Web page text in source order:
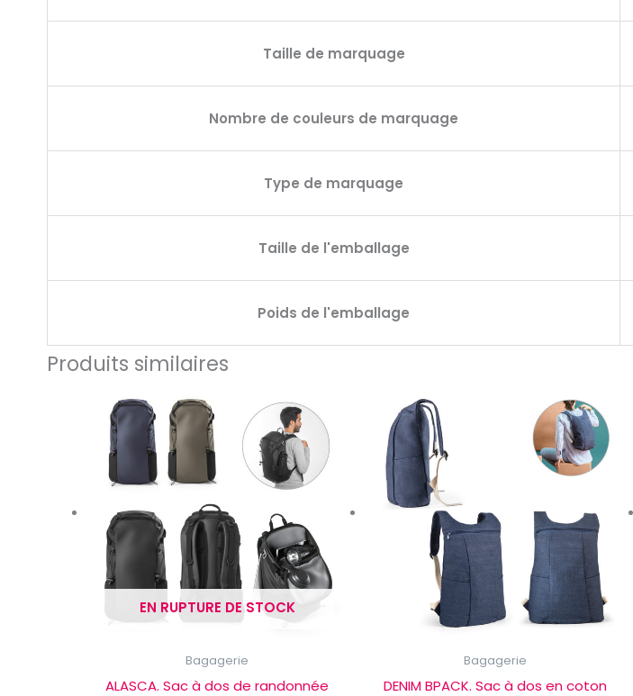
Taille de marquage
Nombre de couleurs de marquage
Type de marquage
Taille de l'emballage
Poids de l'emballage
Produits similaires
EN RUPTURE DE STOCK
Bagagerie
ALASCA. Sac à dos de randonnée
Bagagerie
DENIM BPACK. Sac à dos en coton